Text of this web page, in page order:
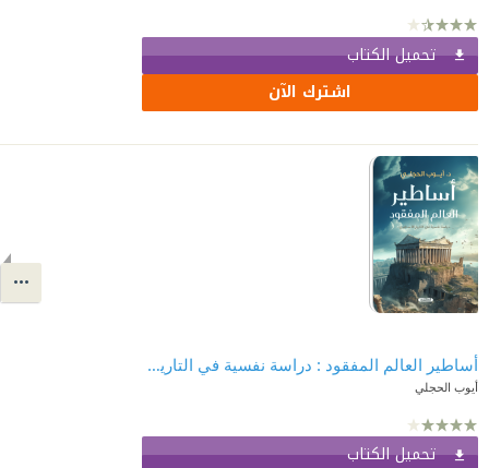
تحميل الكتاب
اشترك الآن
أساطير العالم المفقود : دراسة نفسية في التاريخ الأسطوري
أيوب الحجلي
تحميل الكتاب